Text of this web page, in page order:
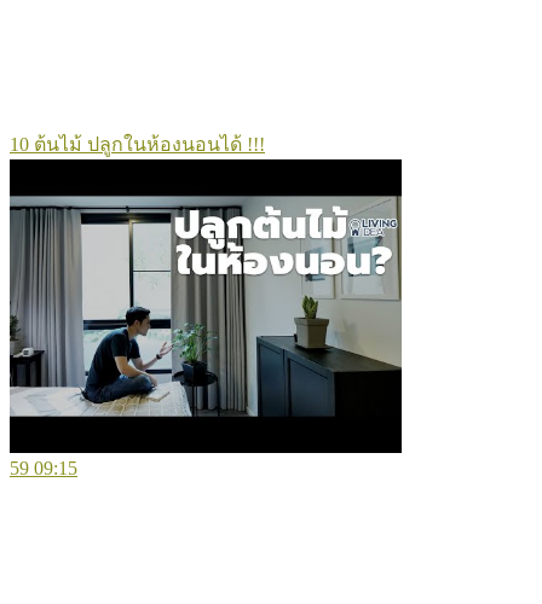
10 ต้นไม้ ปลูกในห้องนอนได้ !!!
59 09:15